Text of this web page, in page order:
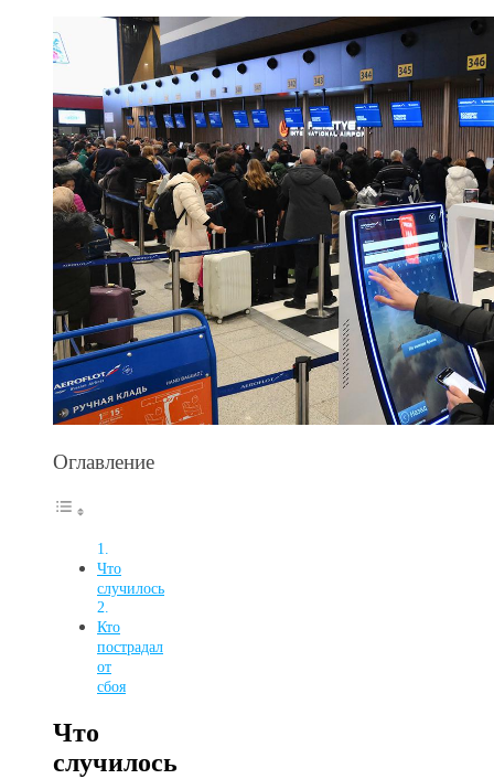
Оглавление
Что
случилось
Кто
пострадал
от
сбоя
Что
случилось